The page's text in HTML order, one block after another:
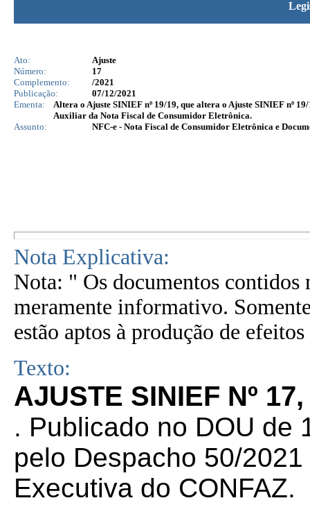
Ato:
Ajuste
Número:
17
Complemento:
/2021
Publicação:
07/12/2021
Ementa:
Altera o Ajuste SINIEF nº 19/19, que altera o Ajuste SINIEF nº
Auxiliar da Nota Fiscal de Consumidor Eletrônica.
Assunto:
NFC-e - Nota Fiscal de Consumidor Eletrônica e
Nota Explicativa:
Nota: " Os documentos contidos
meramente informativo.
estão aptos à produção de
Texto:
AJUSTE SINIEF Nº
. Publicado no DOU de
pelo Despacho 50/
Executiva do CONFAZ.